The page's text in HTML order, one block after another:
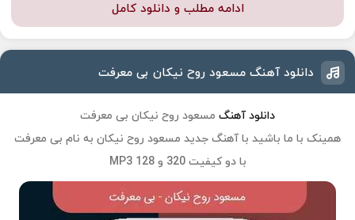
ادامه مطلب و دانلود کامل
دانلود آهنگ مسعود روح نیکان بی معرفت
دانلود آهنگ مسعود روح نیکان بی معرفت
همینک با ما باشید با آهنگ جدید مسعود روح نیکان به نام بی معرفت
با دو کیفیت 320 و 128 MP3